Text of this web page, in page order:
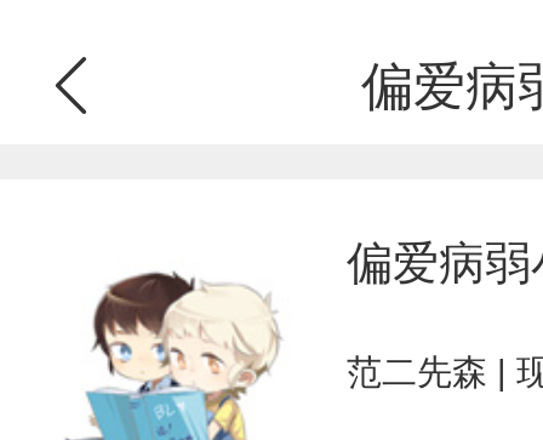
偏爱病
偏爱病
范二先森 |